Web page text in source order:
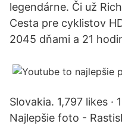
legendárne. Či už
Cesta pre cyklistov
2045 dňami a 21
Slovakia. 1,797 likes
Najlepšie foto -